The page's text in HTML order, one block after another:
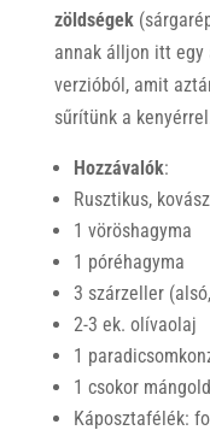
zöldségek
annak álljon itt egy
verzióból, amit
sűrítünk a
Hozzávalók:
Rusztikus,
1 vöröshagyma
1 póréhagyma
3 szárzeller
2-3 ek. olívaolaj
1
1 csokor mángold
Káposztafélék: